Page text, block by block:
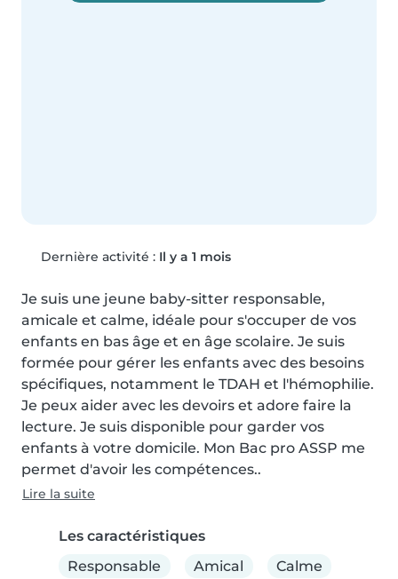
Dernière activité : Il y a 1 mois
Je suis une jeune baby-sitter responsable,
amicale et calme, idéale pour s'occuper de vos
enfants en bas âge et en âge scolaire. Je suis
formée pour gérer les enfants avec des besoins
spécifiques, notamment le TDAH et l'hémophilie.
Je peux aider avec les devoirs et adore faire la
lecture. Je suis disponible pour garder vos
enfants à votre domicile. Mon Bac pro ASSP me
permet d'avoir les compétences..
Lire la suite
Les caractéristiques
Responsable
Amical Calme